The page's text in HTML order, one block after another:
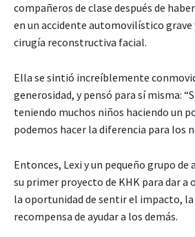
compañeros de clase después de
en un accidente automovilístico grave
cirugía reconstructiva facial.
Ella se sintió increíblemente
generosidad, y pensó para sí misma:
teniendo muchos niños haciendo un
podemos hacer la diferencia para los
Entonces, Lexi y un pequeño grupo
su primer proyecto de KHK para dar a
la oportunidad de sentir el impacto, la
recompensa de ayudar a los demás.